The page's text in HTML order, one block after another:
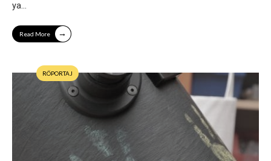
ya...
Read More →
RÖPORTAJ